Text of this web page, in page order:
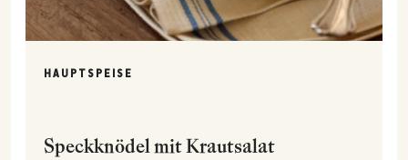
HAUPTSPEISE
Speckknödel mit Krautsalat